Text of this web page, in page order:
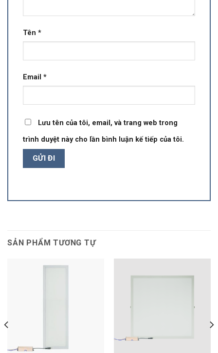
Tên *
Email *
Lưu tên của tôi, email, và trang web trong
trình duyệt này cho lần bình luận kế tiếp của tôi.
SẢN PHẨM TƯƠNG TỰ